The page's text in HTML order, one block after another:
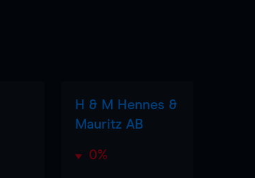
H & M Hennes &
Mauritz AB
0%